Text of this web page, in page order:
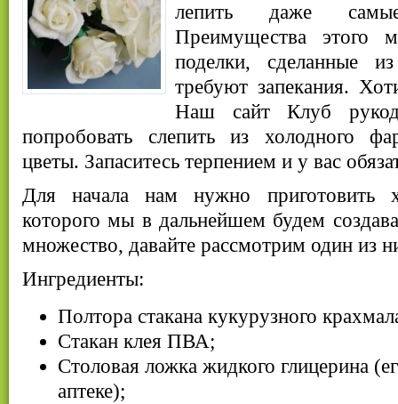
лепить даже
Преимущества этого
поделки, сделанные
требуют запекания.
Наш сайт Клуб
попробовать слепить из холодного
цветы. Запаситесь терпением и у вас
Для начала нам нужно приготовить
которого мы в дальнейшем будем
множество, давайте рассмотрим один из
Ингредиенты:
Полтора стакана кукурузного
Стакан клея ПВА;
Столовая ложка жидкого глицерина
аптеке);